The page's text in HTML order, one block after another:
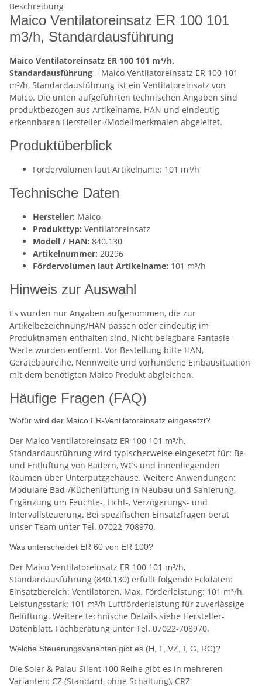
Beschreibung
Maico Ventilatoreinsatz ER 100 101
m3/h, Standardausführung
Maico Ventilatoreinsatz ER 100 101 m³/h,
Standardausführung – Maico Ventilatoreinsatz ER 100 101
m³/h, Standardausführung ist ein Ventilatoreinsatz von
Maico. Die unten aufgeführten technischen Angaben sind
produktbezogen aus Artikelname, HAN und eindeutig
erkennbaren Hersteller-/Modellmerkmalen abgeleitet.
Produktüberblick
Fördervolumen laut Artikelname: 101 m³/h
Technische Daten
Hersteller: Maico
Produkttyp: Ventilatoreinsatz
Modell / HAN: 840.130
Artikelnummer: 20296
Fördervolumen laut Artikelname: 101 m³/h
Hinweis zur Auswahl
Es wurden nur Angaben aufgenommen, die zur
Artikelbezeichnung/HAN passen oder eindeutig im
Produktnamen enthalten sind. Nicht belegbare Fantasie-
Werte wurden entfernt. Vor Bestellung bitte HAN,
Gerätebaureihe, Nennweite und vorhandene Einbausituation
mit dem benötigten Maico Produkt abgleichen.
Häufige Fragen (FAQ)
Wofür wird der Maico ER-Ventilatoreinsatz eingesetzt?
Der Maico Ventilatoreinsatz ER 100 101 m³/h,
Standardausführung wird typischerweise eingesetzt für: Be-
und Entlüftung von Bädern, WCs und innenliegenden
Räumen über Unterputzgehäuse. Weitere Anwendungen:
Modulare Bad-/Küchenlüftung in Neubau und Sanierung,
Ergänzung um Feuchte-, Licht-, Verzögerungs- und
Intervallsteuerung. Bei spezifischen Einsatzfragen berät
unser Team unter Tel. 07022-708970.
Was unterscheidet ER 60 von ER 100?
Der Maico Ventilatoreinsatz ER 100 101 m³/h,
Standardausführung (840.130) erfüllt folgende Eckdaten:
Einsatzbereich: Ventilatoren, Max. Förderleistung: 101 m³/h,
Leistungsstark: 101 m³/h Luftförderleistung für zuverlässige
Belüftung. Weitere technische Details siehe Hersteller-
Datenblatt. Fachberatung unter Tel. 07022-708970.
Welche Steuerungsvarianten gibt es (H, F, VZ, I, G, RC)?
Die Soler & Palau Silent-100 Reihe gibt es in mehreren
Varianten: CZ (Standard, ohne Schaltung), CRZ